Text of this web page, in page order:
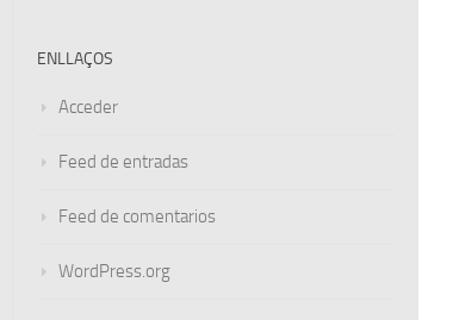
ENLLAÇOS
Acceder
Feed de entradas
Feed de comentarios
WordPress.org